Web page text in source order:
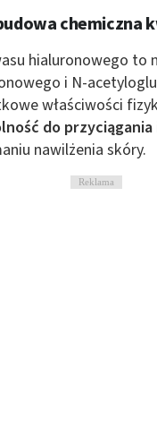
chemiczna
hialuronowego to
i N-
właściwości
do
nawilżenia skóry.
Reklama
na podstawie